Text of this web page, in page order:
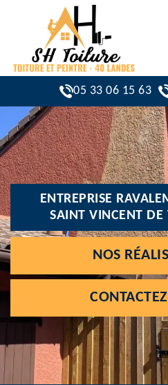
05 33 06 15 63
ENTREPRISE
SAINT VINCENT DE
NOS